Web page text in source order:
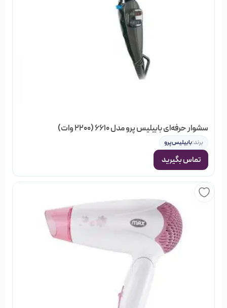
بانوان از قبیل انواع ریش تراش‌ها، مجموعه لوازم اصلاح، اپیلاتورها،
موزن‌ها و… را تولید کرده است که علاوه بر کیفیت بالا امکانات بسیار
خرید از فروشگاه اینترنتی خیابان منوچهری
بهترین اطلاعات و خدمات به شما عزیزان در زمینه خرید
مناسب‌ترین ملزومات آرایشی بنا کرده است. فرقی نمی‌کند کدام
محصول را انتخاب می‌کنید. با جست و جوی محصولات مورد نظر
خود، خواندن اطلاعات و مشخصات فنی آن‌ها و مقایسه با کالاهای
مشابه، می‌توانید تجربه یک خرید عالی و به صرفه را درفروشگاه
اینترنتی خیابان منوچهریداشته باشید.
در فروشگاه خیابان منوچهری گروه‌های مختلفی از محصولات
آرایشی، بهداشتی و مو وجود دارد، که شما می‌توانید با جستجو در
هر کدام از گروه‌ها، نتوع بسیاری از اجناس را مشاهده کنید و بصورت
آنلاین سفارش دهید و در نهایت از خرید خود مطمئن باشید.
سشوار حرفه‌ای بابیلیس پرو مدل 6610 (2200 وات)
برند:بابیلیس‌پرو
تماس بگیرید